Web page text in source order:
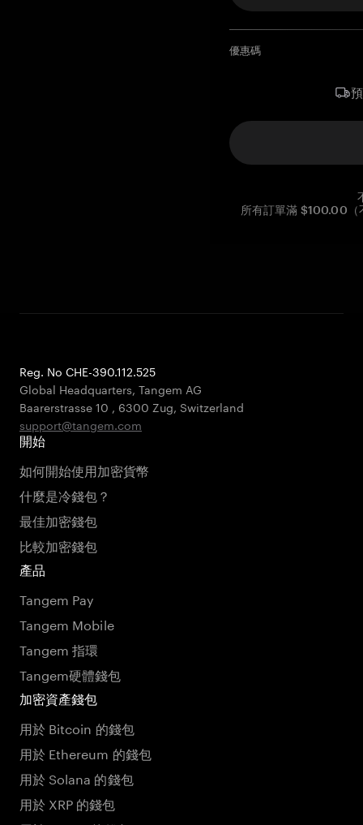
優惠碼
所有訂單滿 $100.00（
Reg. No CHE-390.112.525
Global Headquarters, Tangem AG
Baarerstrasse 10 , 6300 Zug, Switzerland
support@tangem.com
開始
如何開始使用加密貨幣
什麼是冷錢包？
最佳加密錢包
比較加密錢包
產品
Tangem Pay
Tangem Mobile
Tangem 指環
Tangem硬體錢包
加密資產錢包
用於 Bitcoin 的錢包
用於 Ethereum 的錢包
用於 Solana 的錢包
用於 XRP 的錢包